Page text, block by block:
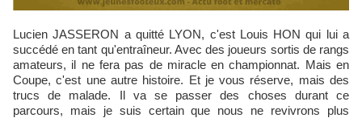
Lucien JASSERON a quitté LYON, c'est Louis HON qui lui a
succédé en tant qu'entraîneur. Avec des joueurs sortis de rangs
amateurs, il ne fera pas de miracle en championnat. Mais en
Coupe, c'est une autre histoire. Et je vous réserve, mais des
trucs de malade. Il va se passer des choses durant ce
parcours, mais je suis certain que nous ne revivrons plus